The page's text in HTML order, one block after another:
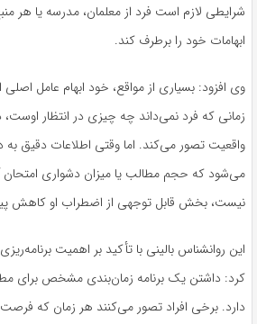
شرایطی لازم است فرد از معلمان، مدرسه یا هر
ابهامات خود را برطرف کند.
وی افزود: بسیاری از مواقع، خود ابهام عامل
زمانی که فرد نمی‌داند چه چیزی در انتظار
واقعیت تصور می‌کند. اما وقتی اطلاعات دقیق
می‌شود که حجم مطالب یا میزان دشواری
نیست، بخش قابل توجهی از اضطراب او کاهش
این روانشناس بالینی با تأکید بر اهمیت
کرد: داشتن یک برنامه زمان‌بندی مشخص برای
دارد. برخی افراد تصور می‌کنند هر زمان که